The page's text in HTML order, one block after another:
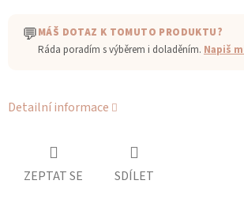
💬MÁŠ DOTAZ K TOMUTO PRODUKTU?
Ráda poradím s výběrem i doladěním. Napiš
Detailní informace
ZEPTAT SE SDÍLET